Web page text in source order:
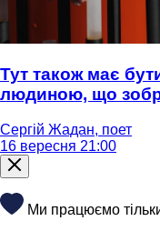
Тут також має
людиною, що
Сергій Жадан, поет
16 вересня 21:00
Ми працюємо